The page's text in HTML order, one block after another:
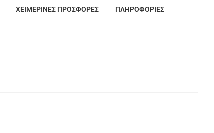
ΧΕΙΜΕΡΙΝΕΣ ΠΡΟΣΦΟΡΕΣ ΠΛΗΡΟΦΟΡΙΕΣ